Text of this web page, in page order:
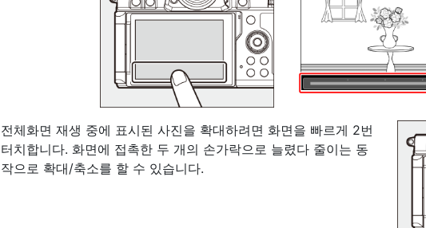
전체화면 재생 중에 표시된 사진을 확대하려면 화면을 빠르게 2번
터치합니다. 화면에 접촉한 두 개의 손가락으로 늘렸다 줄이는 동
작으로 확대/축소를 할 수 있습니다.